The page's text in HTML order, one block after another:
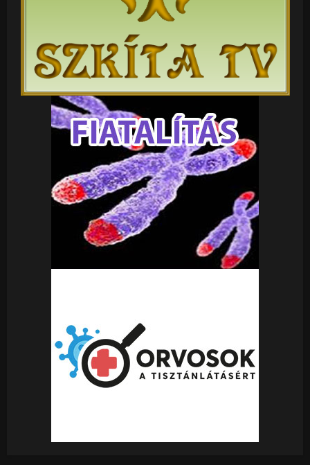
MEGTEHETNEK ! IDEJE HOGY VALAMIT ŐK IS
KAPJANAK EZ A LÁB CSÓKOLTATÁS PONT ENNEK AZ
EREDMÉNYE ,TUDOM ,MÁIG EBBEN VAGYOK
!!!!!!TUDNÉK MÉG SOKAT MESÉLNI!!! A FEHÉR
EMBER HÓDÍTOTT A FEHÉR VETT EL MINDÍG
MINDENT A FEHÉR TARTOTT RABSZOLGÁNAK
FEKETÉT, A FEHÉR KEZDTE MA IS ÉS VIGYÁZAT
MERT ITT TOROCKAI A VÉRBÍRÓ UNOKA LETT
ENNEK NAGY MESTERE !!! ÉS MÁR MŰKÖDIK!!! HOL
VAN ITT JÉZUS KÖVETŐ EMBER ?????? AKI TUDJA
HOGY A RASSZIZMUS KIK ÁLTAL KREÁLT BEVÁLT
NÉPIRTÓ FEGYVER VOLT ÉS AZ MA IS !!!
A VILÁG FŐ GYILKOSAI UK ,USA , FRANCIÁK ÉS A
NÉMETEK ÉS MOST BELE VITTEK EBBE A
MOCSOKBA MINKET IS 2015- TŐL AGRESSZÍVAN !!!